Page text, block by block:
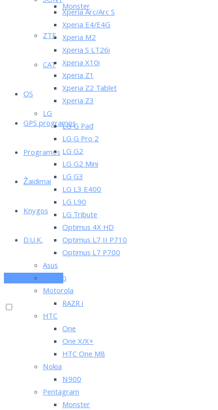
Monster
ZTE
CAT
OS
GPS programos
Programos
Žaidimai
Knygos
D.U.K.
PRENUMERUOK
Xperia Arc/Arc S
Xperia E4/E4G
Xperia M2
Xperia S LT26i
Xperia X10i
Xperia Z1
Xperia Z2 Tablet
Xperia Z3
LG
LG G Pad
LG G Pro 2
LG G2
LG G2 Mini
LG G3
LG L3 E400
LG L90
LG Tribute
Optimus 4X HD
Optimus L7 II P710
Optimus L7 P700
Asus
Lenovo
Motorola
RAZR i
HTC
One
One X/X+
HTC One M8
Nokia
N900
Pentagram
Monster